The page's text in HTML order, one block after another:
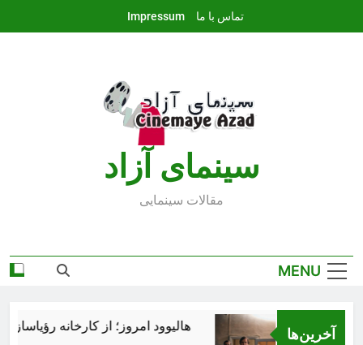
تماس با ما Impressum
سينماى آزاد
مقالات سينمايى
MENU
آخرین‌ها هالیوود امروز؛ از کارخانه